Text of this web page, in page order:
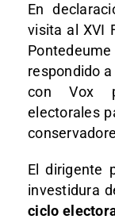
En
visita al XVI
respondido
con Vox
electorales
El dirigente
investidura
ciclo